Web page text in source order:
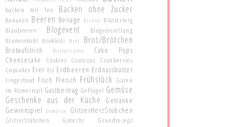
backen mit Tee Backen ohne Zucker
Bananen Beeren Beilage Birnen Blätterteig
Blaubeeren
Blogevent
Blogvorstellung
Blumenkohl
Brokkoli Brot Brot/Brötchen
Brotaufstrich Buttercreme
Cake Pops
Cheesecake
Cookies Couscous
Cranberries
Cupcakes Eier Eis Erdbeeren Erdnussbutter
Fingerfood Fisch Fleisch Frühstück Garen
im Römertopf Gastbeitrag Geflügel Gemüse
Geschenke aus der Küche
Getränke
Gewinnspiel Gewürze GlitzerHerzStübchen
GlitzerStübchen Gnocchi Grundrezept